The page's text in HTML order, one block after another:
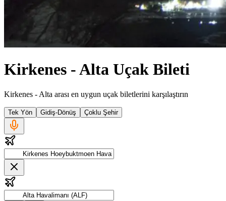
Kirkenes - Alta Uçak Bileti
Kirkenes - Alta arası en uygun uçak biletlerini karşılaştırın
Tek Yön Gidiş-Dönüş Çoklu Şehir